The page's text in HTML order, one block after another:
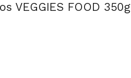
VEGGIES FOOD 350g